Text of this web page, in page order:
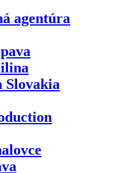
agentúra
Slovakia